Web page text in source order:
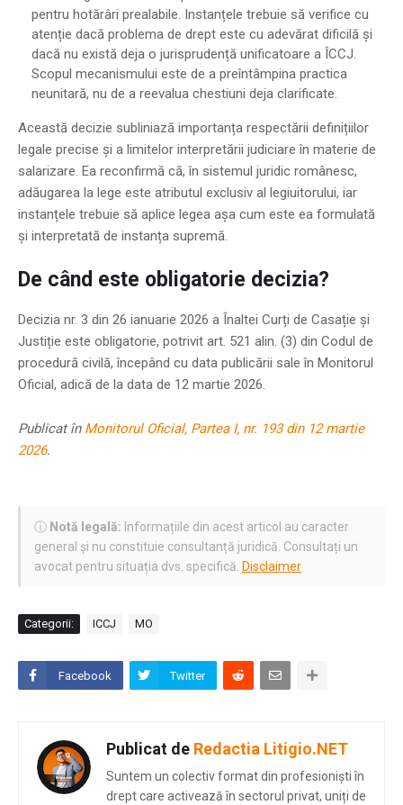
pentru hotărâri prealabile. Instanțele trebuie să verifice cu
atenție dacă problema de drept este cu adevărat dificilă și
dacă nu există deja o jurisprudență unificatoare a ÎCCJ.
Scopul mecanismului este de a preîntâmpina practica
neunitară, nu de a reevalua chestiuni deja clarificate.
Această decizie subliniază importanța respectării definițiilor
legale precise și a limitelor interpretării judiciare în materie de
salarizare. Ea reconfirmă că, în sistemul juridic românesc,
adăugarea la lege este atributul exclusiv al legiuitorului, iar
instanțele trebuie să aplice legea așa cum este ea formulată
și interpretată de instanța supremă.
De când este obligatorie decizia?
Decizia nr. 3 din 26 ianuarie 2026 a Înaltei Curți de Casație și
Justiție este obligatorie, potrivit art. 521 alin. (3) din Codul de
procedură civilă, începând cu data publicării sale în Monitorul
Oficial, adică de la data de 12 martie 2026.
Publicat în Monitorul Oficial, Partea I, nr. 193 din 12 martie
2026.
ⓘ Notă legală: Informațiile din acest articol au caracter
general și nu constituie consultanță juridică. Consultați un
avocat pentru situația dvs. specifică. Disclaimer
Categorii: ICCJ MO
Facebook Twitter
Publicat de Redactia Litigio.NET
Suntem un colectiv format din profesioniști în
drept care activează în sectorul privat, uniți de